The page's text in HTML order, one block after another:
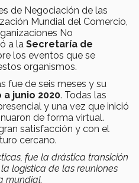
de Negociación de las
Mundial del Comercio,
No
a la Secretaría de
los eventos que se
organismos.
fue de seis meses y su
a junio 2020. Todas las
y una vez que inició
de forma virtual.
satisfacción y con el
cercano.
fue la drástica transición
logística de las reuniones
mundial.